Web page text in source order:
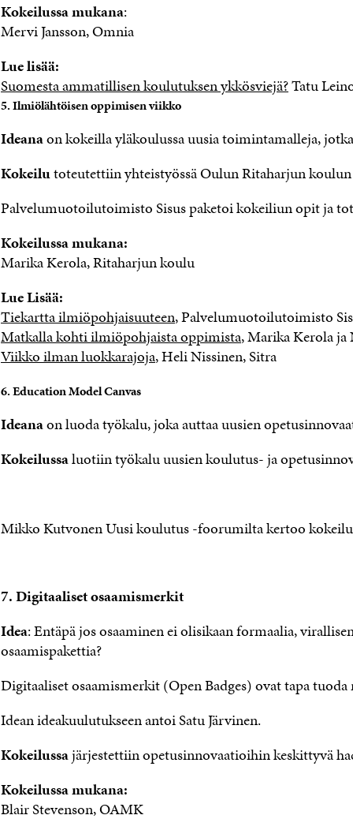
Kokeilussa mukana:
Mervi Jansson, Omnia
Lue lisää:
Suomesta ammatillisen koulutuksen ykkösviejä?Tatu
5. Ilmiölähtöisen oppimisen viikko
Ideanaon kokeilla yläkoulussa uusia toimintamalleja,
Kokeilutoteutettiin yhteistyössä Oulun Ritaharjun
Palvelumuotoilutoimisto Sisus paketoi kokeiliun opit ja
Kokeilussa mukana:
Marika Kerola, Ritaharjun koulu
Lue Lisää:
Tiekartta ilmiöpohjaisuuteen, Palvelumuotoilutoimisto
Matkalla kohti ilmiöpohjaista oppimista, Marika Kerola
Viikko ilman luokkarajoja, Heli Nissinen, Sitra
6. Education Model Canvas
Ideanaon luoda työkalu, joka auttaa uusien
Kokeilussaluotiin työkalu uusien koulutus- ja
Mikko Kutvonen Uusi koulutus -foorumilta kertoo
7. Digitaaliset osaamismerkit
Idea: Entäpä jos osaaminen ei olisikaan formaalia,
osaamispakettia?
Digitaaliset osaamismerkit (Open Badges) ovat tapa
Idean ideakuulutukseen antoi Satu Järvinen.
Kokeilussajärjestettiin opetusinnovaatioihin keskittyvä
Kokeilussa mukana:
Blair Stevenson, OAMK